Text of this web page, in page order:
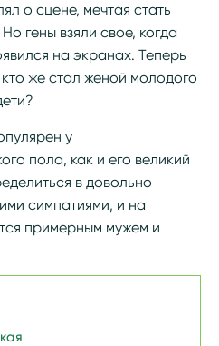
о сцене, мечтая стать
гены взяли свое, когда
на экранах. Теперь
же стал женой молодого
у
пола, как и его великий
в довольно
симпатиями, и на
примерным мужем и